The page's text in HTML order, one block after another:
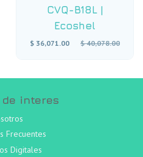
CVQ-B18L |
Ecoshel
$ 36,071.00
Precio
$ 40,078.00
de interes
Frecuentes
Digitales